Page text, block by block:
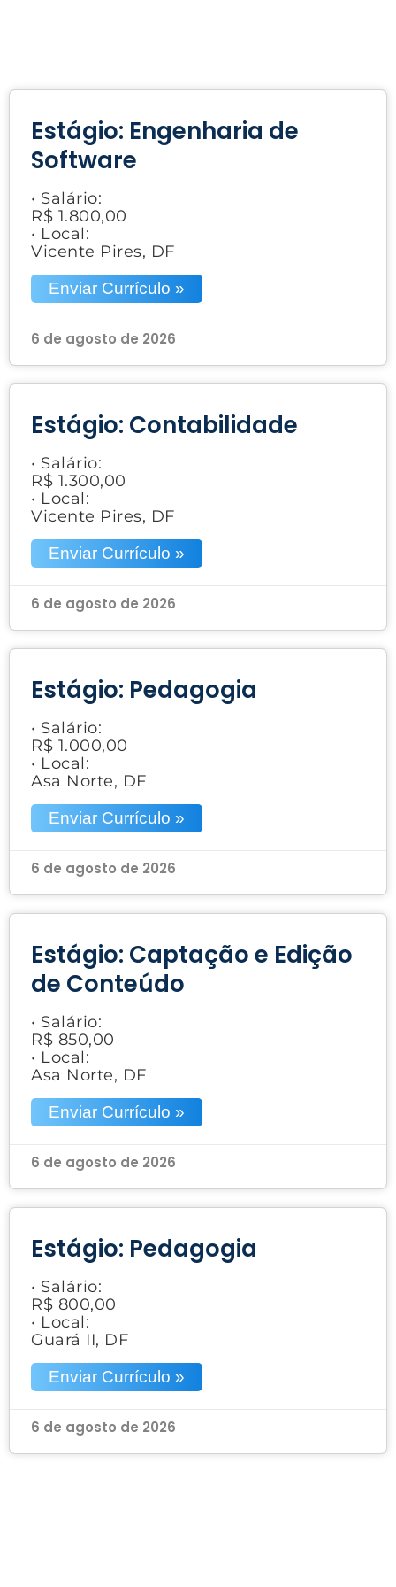
Estágio: Engenharia de
Software
• Salário:
R$ 1.800,00
• Local:
Vicente Pires, DF
Enviar Currículo »
6 de agosto de 2026
Estágio: Contabilidade
• Salário:
R$ 1.300,00
• Local:
Vicente Pires, DF
Enviar Currículo »
6 de agosto de 2026
Estágio: Pedagogia
• Salário:
R$ 1.000,00
• Local:
Asa Norte, DF
Enviar Currículo »
6 de agosto de 2026
Estágio: Captação e Edição
de Conteúdo
• Salário:
R$ 850,00
• Local:
Asa Norte, DF
Enviar Currículo »
6 de agosto de 2026
Estágio: Pedagogia
• Salário:
R$ 800,00
• Local:
Guará II, DF
Enviar Currículo »
6 de agosto de 2026